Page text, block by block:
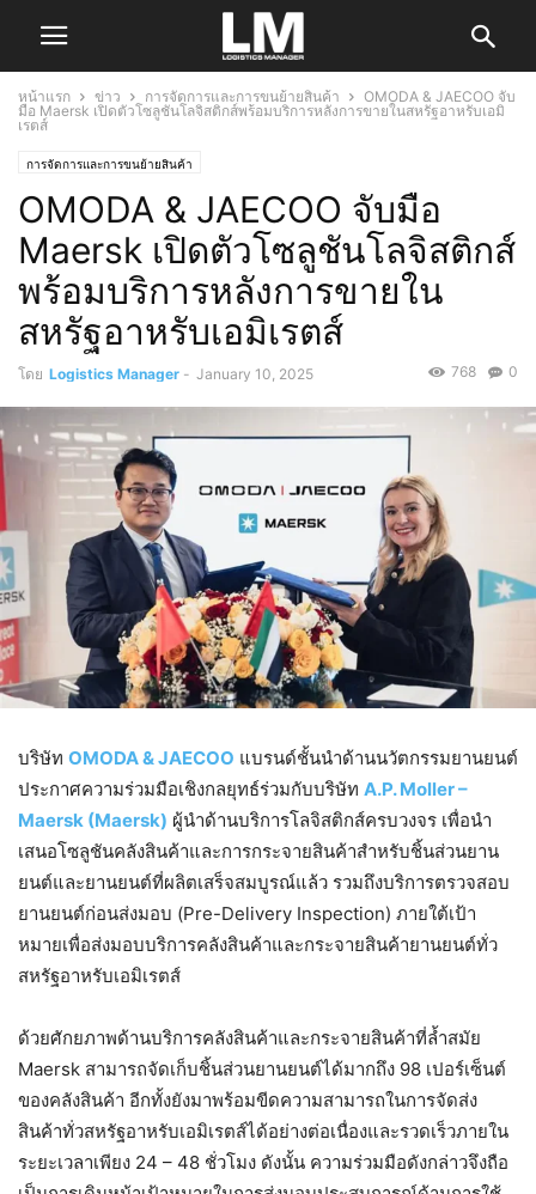
หน้าแรก ข่าว การจัดการและการขนย้ายสินค้า
OMODA & JAECOO จับ
มือ Maersk เปิดตัวโซลูชันโลจิสติกส์พร้อมบริการหลังการขายในสหรัฐอาหรับเอมิ
เรตส์
การจัดการและการขนย้ายสินค้า
OMODA & JAECOO จับมือ
Maersk เปิดตัวโซลูชันโลจิสติกส์
พร้อมบริการหลังการขายใน
สหรัฐอาหรับเอมิเรตส์
โดย Logistics Manager - January 10, 2025 0
768
บริษัท OMODA & JAECOO แบรนด์ชั้นนำด้านนวัตกรรมยานยนต์
ประกาศความร่วมมือเชิงกลยุทธ์ร่วมกับบริษัท A.P. Moller –
Maersk (Maersk) ผู้นำด้านบริการโลจิสติกส์ครบวงจร เพื่อนำ
เสนอโซลูชันคลังสินค้าและการกระจายสินค้าสำหรับชิ้นส่วนยาน
ยนต์และยานยนต์ที่ผลิตเสร็จสมบูรณ์แล้ว รวมถึงบริการตรวจสอบ
ยานยนต์ก่อนส่งมอบ (Pre-Delivery Inspection) ภายใต้เป้า
หมายเพื่อส่งมอบบริการคลังสินค้าและกระจายสินค้ายานยนต์ทั่ว
สหรัฐอาหรับเอมิเรตส์
ด้วยศักยภาพด้านบริการคลังสินค้าและกระจายสินค้าที่ล้ำสมัย
Maersk สามารถจัดเก็บชิ้นส่วนยานยนต์ได้มากถึง 98 เปอร์เซ็นต์
ของคลังสินค้า อีกทั้งยังมาพร้อมขีดความสามารถในการจัดส่ง
สินค้าทั่วสหรัฐอาหรับเอมิเรตส์ได้อย่างต่อเนื่องและรวดเร็วภายใน
ระยะเวลาเพียง 24 – 48 ชั่วโมง ดังนั้น ความร่วมมือดังกล่าวจึงถือ